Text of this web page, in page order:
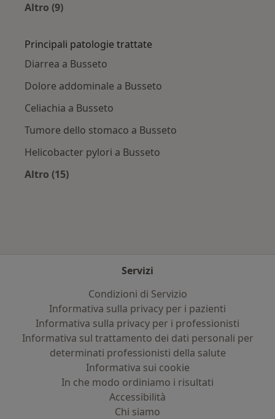
Altro (9)
Principali patologie trattate
Diarrea a Busseto
Dolore addominale a Busseto
Celiachia a Busseto
Tumore dello stomaco a Busseto
Helicobacter pylori a Busseto
Altro (15)
Servizi
Condizioni di Servizio
Informativa sulla privacy per i pazienti
Informativa sulla privacy per i professionisti
Informativa sul trattamento dei dati personali per
determinati professionisti della salute
Informativa sui cookie
In che modo ordiniamo i risultati
Accessibilità
Chi siamo